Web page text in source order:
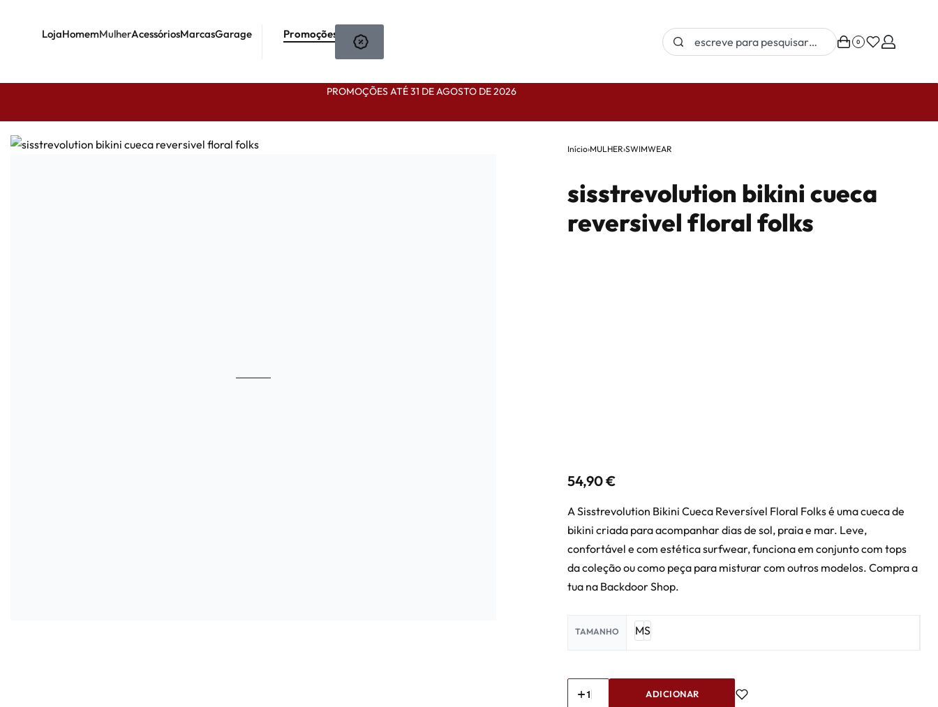
LojaHomemMulherAcessóriosMarcasGarage Promoções
0
PROMOÇÕES ATÉ 31 DE AGOSTO DE 2026
Início›MULHER›SWIMWEAR
sisstrevolution bikini cueca
reversivel floral folks
54,90€
A Sisstrevolution Bikini Cueca Reversível Floral Folks é uma cueca de
bikini criada para acompanhar dias de sol, praia e mar. Leve,
confortável e com estética surfwear, funciona em conjunto com tops
da coleção ou como peça para misturar com outros modelos. Compra a
tua na Backdoor Shop.
TAMANHO MS
ADICIONAR